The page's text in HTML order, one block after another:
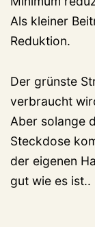
Als kleiner
Reduktion.
Der grünste
verbraucht
Aber solange
Steckdose
der eigenen
gut wie es ist..